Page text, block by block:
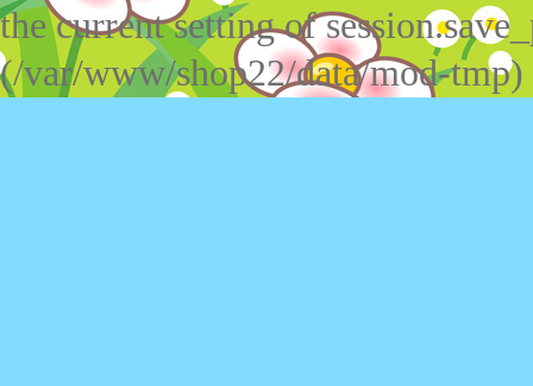
the current setting of
(/var/www/shop22/data/mod-